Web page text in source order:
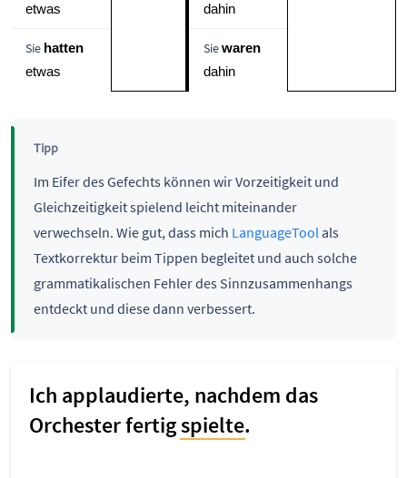
etwas
dahin
Sie hatten
etwas
Siewaren
dahin
Tipp
Im Eifer des Gefechts können wir Vorzeitigkeit und
Gleichzeitigkeit spielend leicht miteinander
verwechseln. Wie gut, dass mich LanguageToolals
Textkorrektur beim Tippen begleitet und auch solche
grammatikalischen Fehler des Sinnzusammenhangs
entdeckt und diese dann verbessert.